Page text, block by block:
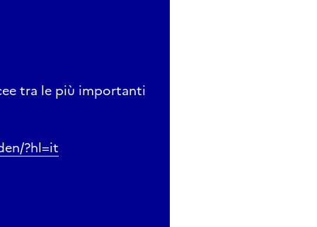
tra le più importanti
?hl=it